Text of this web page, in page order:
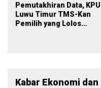
Pemutakhiran Data, KPU
Luwu Timur TMS-Kan
Pemilih yang Lolos
Kabar Ekonomi